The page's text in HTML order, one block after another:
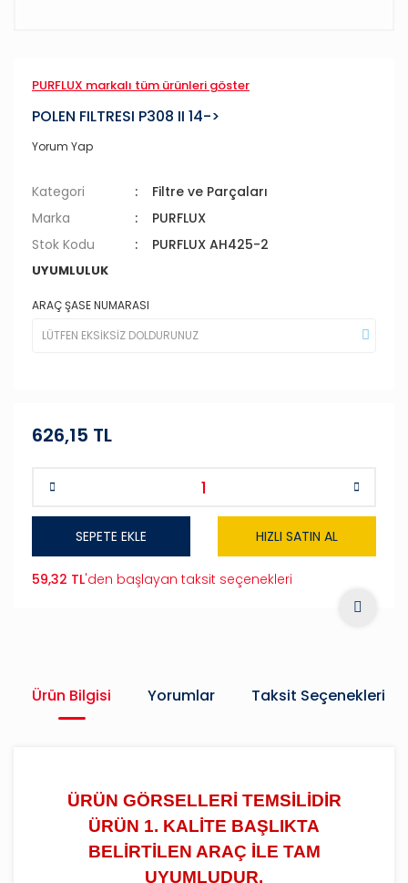
PURFLUX markalı tüm ürünleri göster
POLEN FILTRESI P308 II 14->
Yorum Yap
Kategori
Filtre ve Parçaları
Marka
PURFLUX
Stok Kodu
PURFLUX AH425-2
UYUMLULUK
ARAÇ ŞASE NUMARASI
626,15 TL
SEPETE EKLE HIZLI SATIN AL
59,32 TL'den başlayan taksit seçenekleri
Ürün Bilgisi Yorumlar Taksit Seçenekleri
ÜRÜN GÖRSELLERİ TEMSİLİDİR
ÜRÜN 1. KALİTE BAŞLIKTA
BELİRTİLEN ARAÇ İLE TAM
UYUMLUDUR.